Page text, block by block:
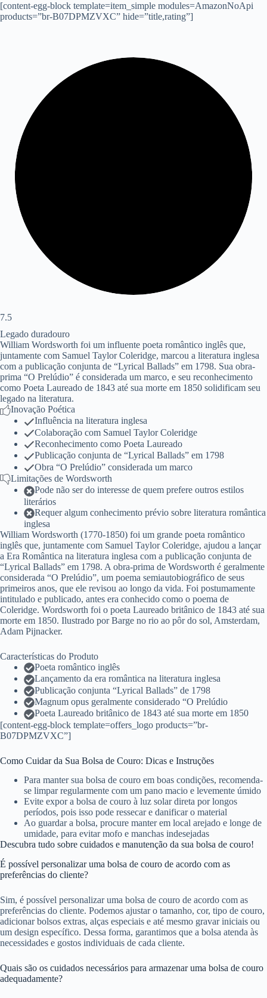
[content-egg-block template=item_simple modules=AmazonNoApi
products=”br-B07DPMZVXC” hide=”title,rating”]
7.5
Legado duradouro
William Wordsworth foi um influente poeta romântico inglês que,
juntamente com Samuel Taylor Coleridge, marcou a literatura inglesa
com a publicação conjunta de “Lyrical Ballads” em 1798. Sua obra-
prima “O Prelúdio” é considerada um marco, e seu reconhecimento
como Poeta Laureado de 1843 até sua morte em 1850 solidificam seu
legado na literatura.
Inovação Poética
Influência na literatura inglesa
Colaboração com Samuel Taylor Coleridge
Reconhecimento como Poeta Laureado
Publicação conjunta de “Lyrical Ballads” em 1798
Obra “O Prelúdio” considerada um marco
Limitações de Wordsworth
Pode não ser do interesse de quem prefere outros estilos
literários
Requer algum conhecimento prévio sobre literatura romântica
inglesa
William Wordsworth (1770-1850) foi um grande poeta romântico
inglês que, juntamente com Samuel Taylor Coleridge, ajudou a lançar
a Era Romântica na literatura inglesa com a publicação conjunta de
“Lyrical Ballads” em 1798. A obra-prima de Wordsworth é geralmente
considerada “O Prelúdio”, um poema semiautobiográfico de seus
primeiros anos, que ele revisou ao longo da vida. Foi postumamente
intitulado e publicado, antes era conhecido como o poema de
Coleridge. Wordsworth foi o poeta Laureado britânico de 1843 até sua
morte em 1850. Ilustrado por Barge no rio ao pôr do sol, Amsterdam,
Adam Pijnacker.
Características do Produto
Poeta romântico inglês
Lançamento da era romântica na literatura inglesa
Publicação conjunta “Lyrical Ballads” de 1798
Magnum opus geralmente considerado “O Prelúdio
Poeta Laureado britânico de 1843 até sua morte em 1850
[content-egg-block template=offers_logo products=”br-
B07DPMZVXC”]
Como Cuidar da Sua Bolsa de Couro: Dicas e Instruções
Para manter sua bolsa de couro em boas condições, recomenda-
se limpar regularmente com um pano macio e levemente úmido
Evite expor a bolsa de couro à luz solar direta por longos
períodos, pois isso pode ressecar e danificar o material
Ao guardar a bolsa, procure manter em local arejado e longe de
umidade, para evitar mofo e manchas indesejadas
Descubra tudo sobre cuidados e manutenção da sua bolsa de couro!
É possível personalizar uma bolsa de couro de acordo com as
preferências do cliente?
Sim, é possível personalizar uma bolsa de couro de acordo com as
preferências do cliente. Podemos ajustar o tamanho, cor, tipo de couro,
adicionar bolsos extras, alças especiais e até mesmo gravar iniciais ou
um design específico. Dessa forma, garantimos que a bolsa atenda às
necessidades e gostos individuais de cada cliente.
Quais são os cuidados necessários para armazenar uma bolsa de couro
adequadamente?